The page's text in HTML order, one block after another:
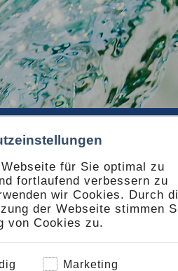
für Sie optimal zu
fortlaufend verbessern zu
wir Cookies. Durch
der Webseite stimmen
von Cookies zu.
Marketing
ANGEBOTE
nie im Kanal